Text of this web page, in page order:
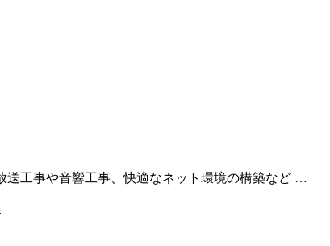
送工事や音響工事、快適なネット環境の構築など …